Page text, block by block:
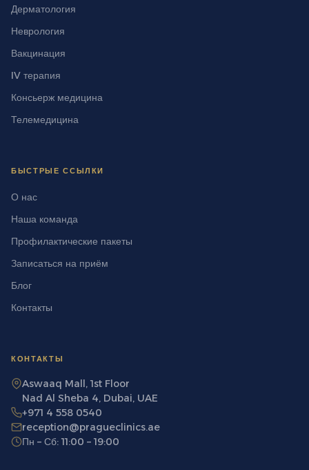
Дерматология
Неврология
Вакцинация
IV терапия
Консьерж медицина
Телемедицина
БЫСТРЫЕ ССЫЛКИ
О нас
Наша команда
Профилактические пакеты
Записаться на приём
Блог
Контакты
КОНТАКТЫ
Aswaaq Mall, 1st Floor
Nad Al Sheba 4, Dubai, UAE
+971 4 558 0540
reception@pragueclinics.ae
Пн – Сб: 11:00 – 19:00